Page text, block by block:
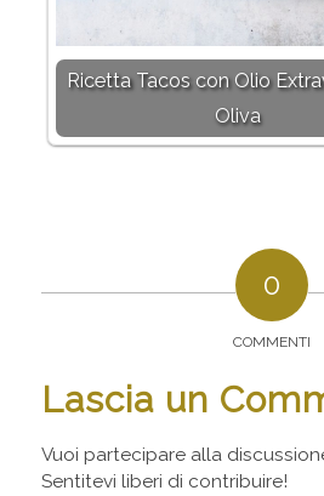
Ricetta Tacos con Olio
Oliva
0
COMMENTI
Lascia un
Vuoi partecipare alla
Sentitevi liberi di contribuire!